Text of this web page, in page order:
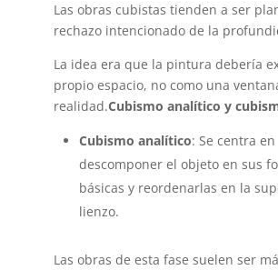
Las obras cubistas tienden a ser
rechazo intencionado de la
La idea era que la pintura debería
propio espacio, no como una
realidad.Cubismo analítico y
Cubismo analítico: Se centra en
descomponer el objeto en sus
básicas y reordenarlas en la
lienzo.
Las obras de esta fase suelen ser